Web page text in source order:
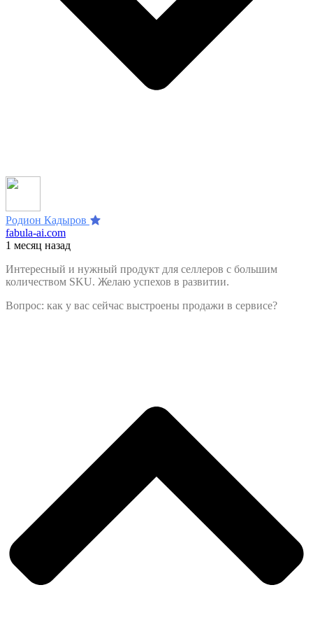
Родион Кадыров
fabula-ai.com
1 месяц назад
Интересный и нужный продукт для селлеров с большим
количеством SKU. Желаю успехов в развитии.
Вопрос: как у вас сейчас выстроены продажи в сервисе?